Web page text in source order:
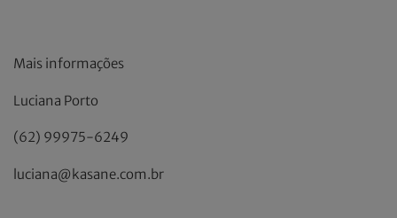
Mais informações
Luciana Porto
(62) 99975-6249
luciana@kasane.com.br